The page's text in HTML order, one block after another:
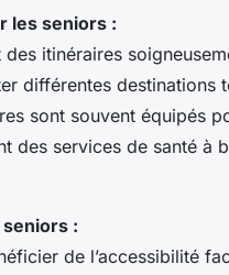
les seniors :
itinéraires
différentes destinations
sont souvent équipés
des services de santé à
:
de l’accessibilité